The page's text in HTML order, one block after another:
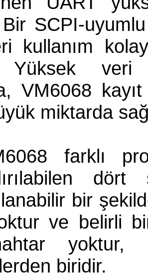
Bir SCPI-
kullanım
Yüksek veri
VM6068
miktarda
farklı
bir
ve belirli
yoktur,
biridir.